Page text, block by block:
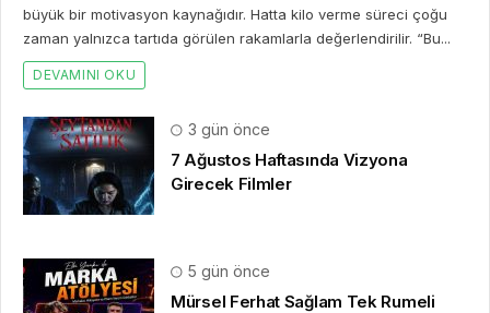
büyük bir motivasyon kaynağıdır. Hatta kilo verme süreci çoğu
zaman yalnızca tartıda görülen rakamlarla değerlendirilir. “Bu...
DEVAMINI OKU
3 gün önce
7 Ağustos Haftasında Vizyona
Girecek Filmler
5 gün önce
Mürsel Ferhat Sağlam Tek Rumeli